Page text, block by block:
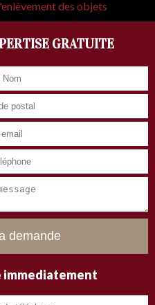
des objets
GRATUITE
immediatement